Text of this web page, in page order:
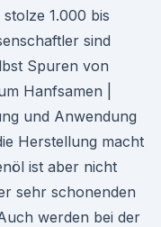
1.000 bis
sind
Spuren von
Hanfsamen |
und Anwendung
Herstellung macht
ist aber nicht
sehr schonenden
werden bei der